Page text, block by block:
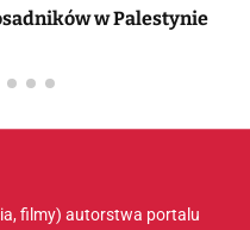
w Palestynie
filmy) autorstwa portalu